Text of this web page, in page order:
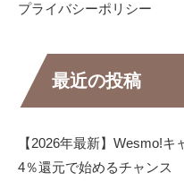
プライバシーポリシー
最近の投稿
【2026年最新】Wesmo!
4％還元で始めるチャンス